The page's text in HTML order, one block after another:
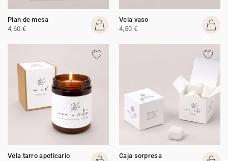
Plan de mesa
4,60 €
Vela vaso
4,50 €
Vela tarro apoticario
Caja sorpresa